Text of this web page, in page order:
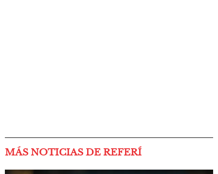
MÁS NOTICIAS DE REFERÍ